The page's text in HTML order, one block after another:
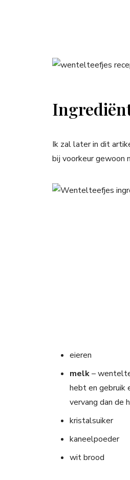
Ik zal later in dit
bij voorkeur gewoon
eieren
melk–
hebt en gebruik
vervang dan de
kristalsuiker
kaneelpoeder
wit brood